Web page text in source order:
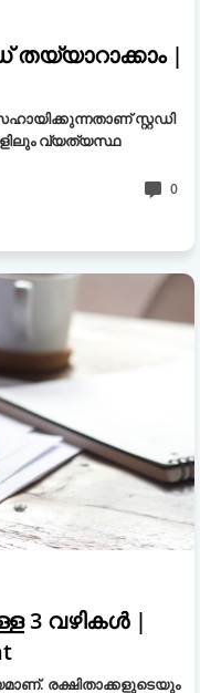
|
സ്റ്റഡി
വ്യത്യസ്ഥ
0
3 വഴികള്‍ |
രക്ഷിതാക്കളുടെയും